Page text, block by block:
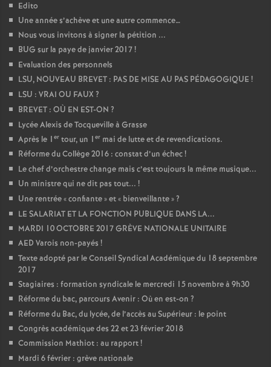
Edito
Une année s’achève et une autre commence…
Nous vous invitons à signer la pétition ...
BUG sur la paye de janvier 2017!
Evaluation des personnels
LSU, NOUVEAU BREVET : PAS DE MISE AU PAS PÉDAGOGIQUE !
LSU : VRAI OU FAUX ?
BREVET : OÙ EN EST-ON ?
Lycée Alexis de Tocqueville à Grasse
Après le 1 er tour, un 1 er mai de lutte et de revendications.
Réforme du Collège 2016 : constat d’un échec!
Le chef d’orchestre change mais c’est toujours la même musique...
Un ministre qui ne dit pas tout... !
Une rentrée «confiante» et « bienveillante»?
LE SALARIAT ET LA FONCTION PUBLIQUE DANS LA...
MARDI 10 OCTOBRE 2017 GRÈVE NATIONALE UNITAIRE
AED Varois non-payés !
Texte adopté par le Conseil Syndical Académique du 18 septembre
2017
Stagiaires : formation syndicale le mercredi 15 novembre à 9h30
Réforme du bac, parcours Avenir : Où en est-on ?
Réforme du Bac, du lycée, de l’accès au Supérieur : le point
Congrès académique des 22 et 23 février 2018
Commission Mathiot : au rapport!
Mardi 6 février : grève nationale